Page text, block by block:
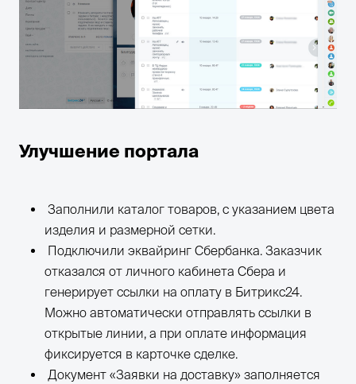
Улучшение портала
Заполнили каталог товаров, с указанием цвета
изделия и размерной сетки.
Подключили эквайринг Сбербанка. Заказчик
отказался от личного кабинета Сбера и
генерирует ссылки на оплату в Битрикс24.
Можно автоматически отправлять ссылки в
открытые линии, а при оплате информация
фиксируется в карточке сделке.
Документ «Заявки на доставку» заполняется